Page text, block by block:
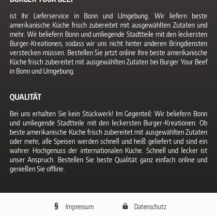
Bornheim Waldorf, Kardorf,
Köln Lind, Lüftelberg,
Merten, Merten er Heide,
Rambrücken Altenrath,
Sechtem, Siegburg,
Siegburg Brückberg,
Siegburg Deichhaus,
Rotter See, Walberberg
ab 44,00 EUR:
6,00 EUR
Bornheim Rösberg
ab 50,00 EUR:
6,00 EUR
Altendorf, Ersdorf,
Königswinter
Niederdollendorf,
Königswinter
Oberdollendorf,
Römlinghoven,
Meckenheim Altendorf,
Meckenheim Ersdorf,
ist Ihr Lieferservice in Bonn und Umgebung. Wir liefern beste
amerikanische Küche frisch zubereitet mit ausgewählten Zutaten und
mehr. Wir beliefern Bonn und umliegende Stadtteile mit den leckersten
Burger-Kreationen, sodass wir uns nicht hinter anderen Bringdiensten
verstecken müssen. Bestellen Sie jetzt online Ihre beste amerikanische
Küche frisch zubereitet mit ausgewählten Zutaten bei Burger Your Beef
in Bonn und Umgebung.
QUALITÄT
Bei uns erhalten Sie kein Stückwerk! Im Gegenteil: Wir beliefern Bonn
und umliegende Stadtteile mit den leckersten Burger-Kreationen. Ob
beste amerikanische Küche frisch zubereitet mit ausgewählten Zutaten
oder mehr, alle Speisen werden schnell und heiß geliefert und sind ein
wahrer Hochgenuss der internationalen Küche. Schnell und lecker ist
unser Anspruch. Bestellen Sie beste Qualität ganz einfach online und
genießen Sie offline.
Impressum Datenschutz